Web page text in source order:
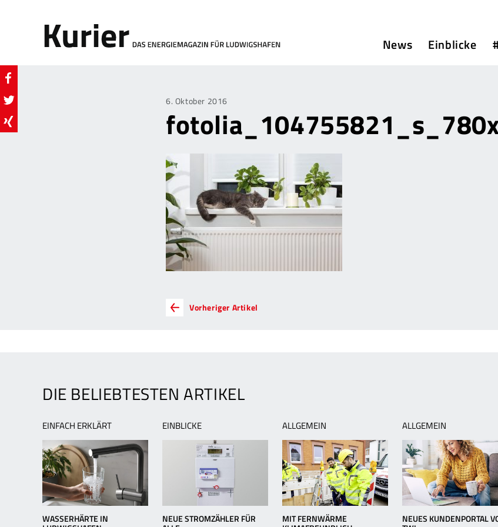
News Einblicke
Posted
on
6. Oktober 2016
ARTIKEL-
Vorheriger Artikel
DIE BELIEBTESTEN ARTIKEL
EINFACH ERKLÄRT
WASSERHÄRTE IN
EINBLICKE
NEUE STROMZÄHLER FÜR
ALLGEMEIN
MIT FERNWÄRME
ALLGEMEIN
NEUES KUNDENPORTAL